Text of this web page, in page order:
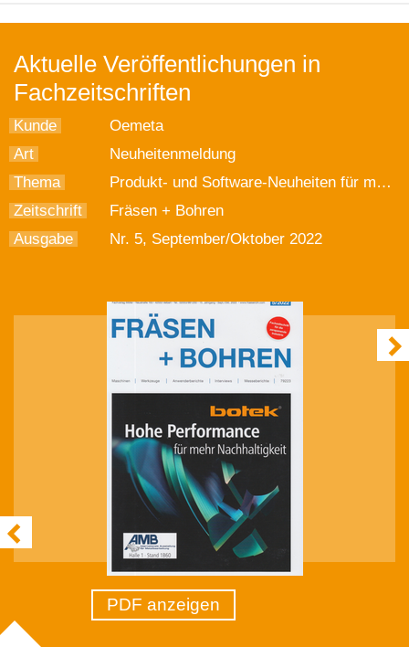
Aktuelle Veröffentlichungen in
Fachzeitschriften
Kunde
Oemeta
Art
Neuheitenmeldung
Thema
Produkt- und Software-Neuheiten für mehr Werkzeugstandzeiten
Zeitschrift
Fräsen + Bohren
Ausgabe
Nr. 5, September/Oktober 2022
PDF anzeigen